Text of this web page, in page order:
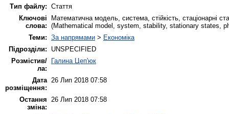
Тип файлу: Стаття
Ключові
слова:
Математична модель, система, стійкість, стаціонарні
(Mathematical model, system, stability, stationary states,
Теми: За напрямами > Економіка
Підрозділи:
UNSPECIFIED
Розмістив/
ла:
Галина Цеп'юк
Дата
розміщення:
26 Лип 2018 07:58
Остання
зміна:
26 Лип 2018 07:58